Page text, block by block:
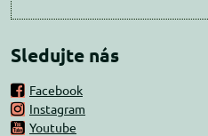
Sledujte nás
Facebook
Instagram
Youtube